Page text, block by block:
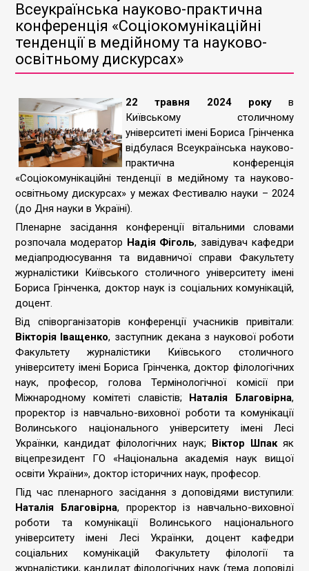
Всеукраїнська науково-практична
конференція «Соціокомунікаційні
тенденції в медійному та науково-
освітньому дискурсах»
22 травня 2024 рокув
Київському столичному
університеті імені Бориса Грінченка
відбулася Всеукраїнська науково-
практична конференція
«Соціокомунікаційні тенденції в медійному та науково-
освітньому дискурсах» у межах Фестивалю науки – 2024
(до Дня науки в Україні).
Пленарне засідання конференції вітальними словами
розпочала модератор Надія Фіголь, завідувач кафедри
медіапродюсування та видавничої справи Факультету
журналістики Київського столичного університету імені
Бориса Грінченка, доктор наук із соціальних комунікацій,
доцент.
Від співорганізаторів конференції учасників привітали:
Вікторія Іващенко, заступник декана з наукової роботи
Факультету журналістики Київського столичного
університету імені Бориса Грінченка, доктор філологічних
наук, професор, голова Термінологічної комісії при
Міжнародному комітеті славістів; Наталія Благовірна,
проректор із навчально-виховної роботи та комунікації
Волинського національного університету імені Лесі
Українки, кандидат філологічних наук; Віктор Шпакяк
віцепрезидент ГО «Національна академія наук вищої
освіти України», доктор історичних наук, професор.
Під час пленарного засідання з доповідями виступили:
Наталія Благовірна, проректор із навчально-виховної
роботи та комунікації Волинського національного
університету імені Лесі Українки, доцент кафедри
соціальних комунікацій Факультету філології та
журналістики, кандидат філологічних наук (тема доповіді